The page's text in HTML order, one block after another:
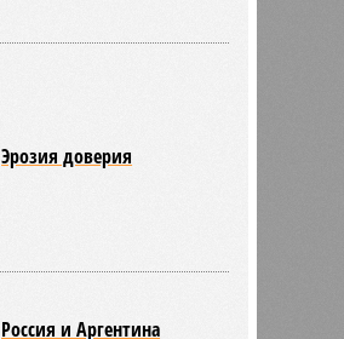
Эрозия доверия
Россия и Аргентина